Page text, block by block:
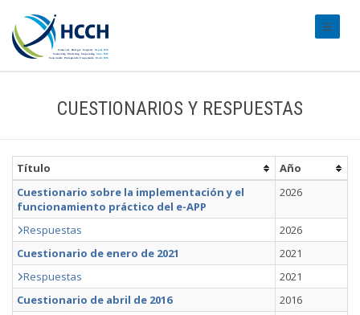
CUESTIONARIOS Y RESPUESTAS
Título
Año
Cuestionario sobre la implementación y el
funcionamiento práctico del e-APP
2026
Respuestas
2026
Cuestionario de enero de 2021
2021
Respuestas
2021
Cuestionario de abril de 2016
2016